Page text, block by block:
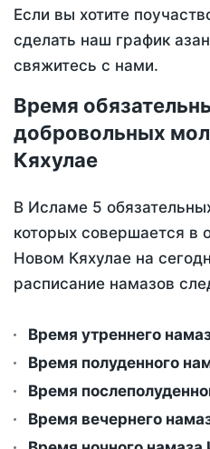
Если вы хотите
сделать наш график
свяжитесь с нами.
Время
добровольных
Кяхулае
В Исламе 5
которых совершается в
Новом Кяхулае на
расписание намазов
Время утреннего
Время полуденного
Время
Время вечернего